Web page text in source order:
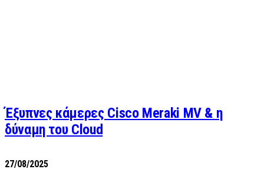
Έξυπνες κάμερες Cisco Meraki MV & η
δύναμη του Cloud
27/08/2025